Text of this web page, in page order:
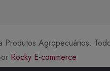
Agropecuários.
Rocky E-commerce